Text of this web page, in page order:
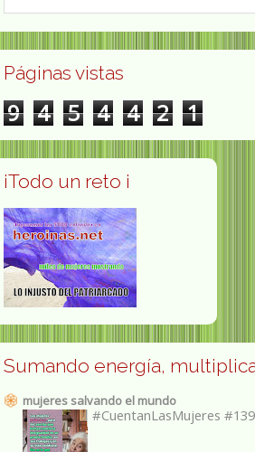
Páginas vistas
9 4 5 4 4 2 1
¡Todo un reto ¡
Sumando energía,
mujeres salvando el mundo
#CuentanLasMujeres